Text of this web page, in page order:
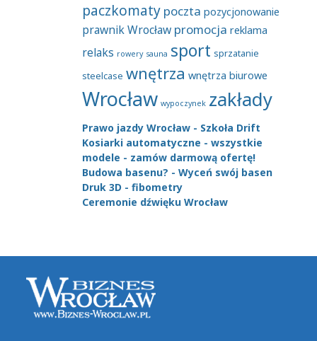
paczkomaty poczta pozycjonowanie
prawnik Wrocław promocja reklama
relaks rowery sauna sport sprzatanie
steelcase wnętrza wnętrza biurowe
Wrocław wypoczynek zakłady
Prawo jazdy Wrocław - Szkoła Drift
Kosiarki automatyczne - wszystkie
modele - zamów darmową ofertę!
Budowa basenu? - Wyceń swój basen
Druk 3D - fibometry
Ceremonie dźwięku Wrocław